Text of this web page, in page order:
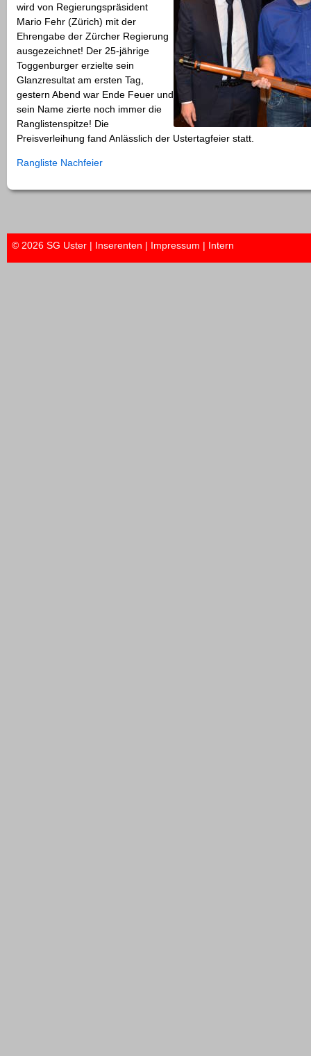
wird von Regierungspräsident
Mario Fehr (Zürich) mit der
Ehrengabe der Zürcher Regierung
ausgezeichnet! Der 25-jährige
Toggenburger erzielte sein
Glanzresultat am ersten Tag,
gestern Abend war Ende Feuer und
sein Name zierte noch immer die
Ranglistenspitze! Die
Preisverleihung fand Anlässlich der Ustertagfeier statt.
Rangliste Nachfeier
© 2026 SG Uster | Inserenten | Impressum | Intern